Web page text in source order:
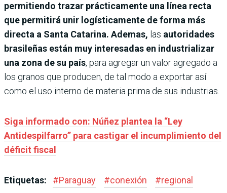
permitiendo trazar prácticamente una línea recta
que permitirá unir logísticamente de forma más
directa a Santa Catarina. Ademas, las autoridades
brasileñas están muy interesadas en industrializar
una zona de su país, para agregar un valor agregado a
los granos que producen, de tal modo a exportar así
como el uso interno de materia prima de sus industrias.
Siga informado con: Núñez plantea la “Ley
Antidespilfarro” para castigar el incumplimiento del
déficit fiscal
Etiquetas: #Paraguay #conexión #regional